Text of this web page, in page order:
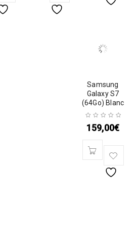
Samsung
Galaxy S7
(64Go) Blanc
159,00€